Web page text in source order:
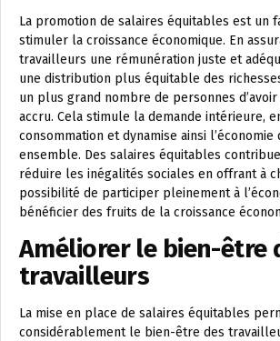
La promotion de salaires équitables est un
stimuler la croissance économique. En
travailleurs une rémunération juste et
une distribution plus équitable des
un plus grand nombre de personnes d’avoir
accru. Cela stimule la demande intérieure,
consommation et dynamise ainsi l’économie
ensemble. Des salaires équitables
réduire les inégalités sociales en offrant à
possibilité de participer pleinement à
bénéficier des fruits de la croissance
Améliorer le bien-être
travailleurs
La mise en place de salaires équitables
considérablement le bien-être des